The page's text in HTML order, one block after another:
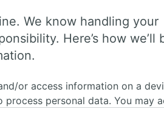
We know handling your
Here’s how we’ll
or access information on a
process personal data. You may